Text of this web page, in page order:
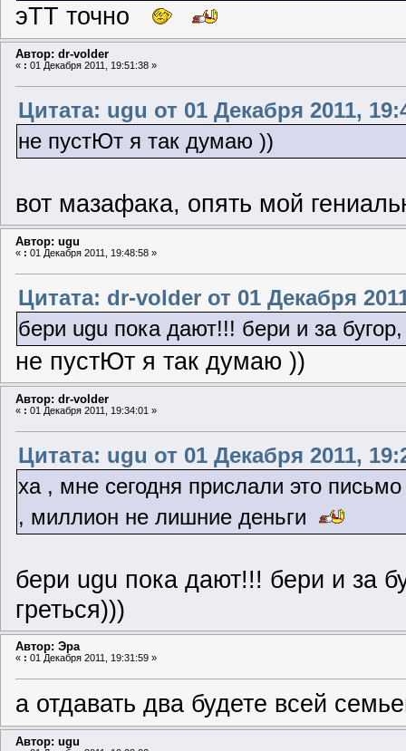
эТТ точно
Автор: dr-volder
« : 01 Декабря 2011, 19:51:38 »
Цитата: ugu от 01 Декабря 2011,
не пустЮт я так думаю ))
вот мазафака, опять мой
Автор: ugu
« : 01 Декабря 2011, 19:48:58 »
Цитата: dr-volder от 01 Декабря
бери ugu пока дают!!! бери и за
не пустЮт я так думаю ))
Автор: dr-volder
« : 01 Декабря 2011, 19:34:01 »
Цитата: ugu от 01 Декабря 2011,
ха , мне сегодня прислали это
, миллион не лишние деньги
бери ugu пока дают!!! бери и за
греться)))
Автор: Эра
« : 01 Декабря 2011, 19:31:59 »
а отдавать два будете всей
Автор: ugu